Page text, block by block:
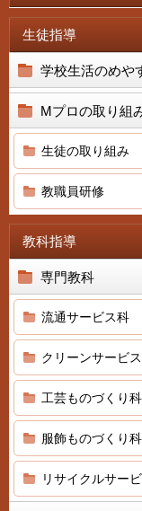
生徒指導
学校生活のめや
Mプロの取り組
生徒の取り組み
教職員研修
教科指導
専門教科
流通サービス科
クリーンサービ
工芸ものづくり科
服飾ものづくり科
リサイクルサー